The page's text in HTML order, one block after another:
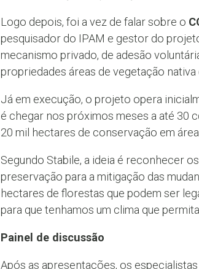
Logo depois, foi a vez de falar sobre o
pesquisador do IPAM e gestor do
mecanismo privado, de adesão
propriedades áreas de vegetação nativa
Já em execução, o projeto opera
é chegar nos próximos meses a até 30
20 mil hectares de conservação em
Segundo Stabile, a ideia é reconhecer
preservação para a mitigação das
hectares de florestas que podem ser
para que tenhamos um clima que
Painel de discussão
Após as apresentações, os